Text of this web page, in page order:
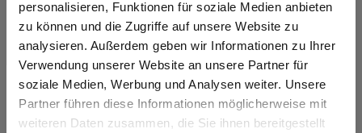
personalisieren, Funktionen für soziale Medien anbieten
zu können und die Zugriffe auf unsere Website zu
analysieren. Außerdem geben wir Informationen zu Ihrer
Verwendung unserer Website an unsere Partner für
soziale Medien, Werbung und Analysen weiter. Unsere
Partner führen diese Informationen möglicherweise mit
weiteren Daten zusammen, die Sie ihnen bereitgestellt
sr.modal is not closeable
Are you based in the Verenigde
Staten?
Krasvast Oplosmiddelbestendig
Oppervlaktekenmerken
Duurzaam
vorstbestendig